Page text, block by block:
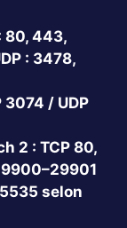
80, 443,
: 3478,
3074 / UDP
2 : TCP 80,
selon